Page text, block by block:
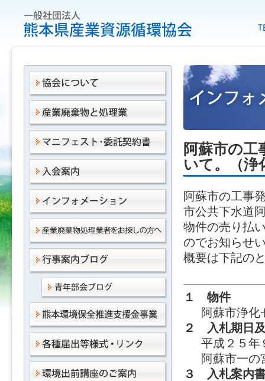
阿蘇市の工
いて。（浄
阿蘇市の工事
市公共下水道
物件の売り払
のでお知らせ
概要は下記の
１ 物件
阿蘇市浄化
２ 入札期日
平成２５
阿蘇市一
３ 入札案内